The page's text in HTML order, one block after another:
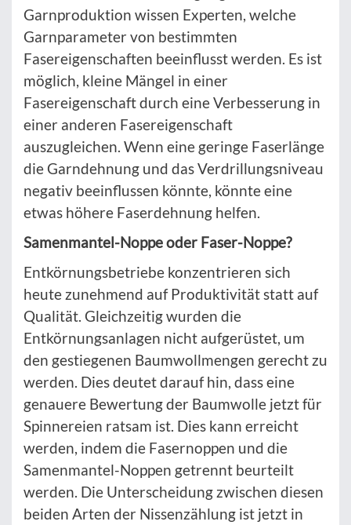
Garnproduktion wissen Experten, welche
Garnparameter von bestimmten
Fasereigenschaften beeinflusst werden. Es ist
möglich, kleine Mängel in einer
Fasereigenschaft durch eine Verbesserung in
einer anderen Fasereigenschaft
auszugleichen. Wenn eine geringe Faserlänge
die Garndehnung und das Verdrillungsniveau
negativ beeinflussen könnte, könnte eine
etwas höhere Faserdehnung helfen.
Samenmantel-Noppe oder Faser-Noppe?
Entkörnungsbetriebe konzentrieren sich
heute zunehmend auf Produktivität statt auf
Qualität. Gleichzeitig wurden die
Entkörnungsanlagen nicht aufgerüstet, um
den gestiegenen Baumwollmengen gerecht zu
werden. Dies deutet darauf hin, dass eine
genauere Bewertung der Baumwolle jetzt für
Spinnereien ratsam ist. Dies kann erreicht
werden, indem die Fasernoppen und die
Samenmantel-Noppen getrennt beurteilt
werden. Die Unterscheidung zwischen diesen
beiden Arten der Nissenzählung ist jetzt in